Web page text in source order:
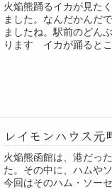
火焔熊踊るイカが見た
ました。なんだかんだ
ましたね。駅前のどん
ります イカが踊るとこ
レイモンハウス元
火焔熊函館は、港だっ
た。その中に、ハムや
今回はそのハム・ソー